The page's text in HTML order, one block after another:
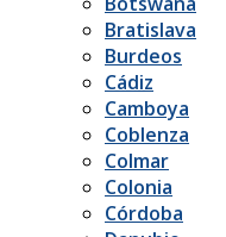
Bratislava
Burdeos
Cádiz
Camboya
Coblenza
Colmar
Colonia
Córdoba